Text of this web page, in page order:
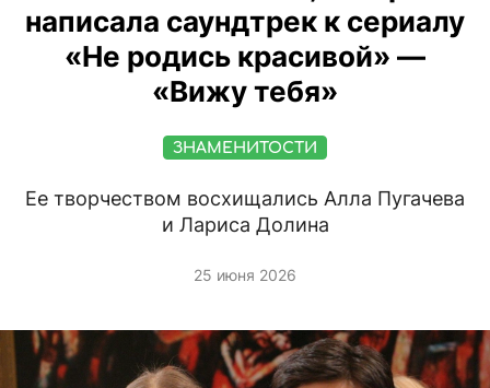
написала саундтрек к сериалу
«Не родись красивой» —
«Вижу тебя»
ЗНАМЕНИТОСТИ
Ее творчеством восхищались Алла Пугачева
и Лариса Долина
25 июня 2026